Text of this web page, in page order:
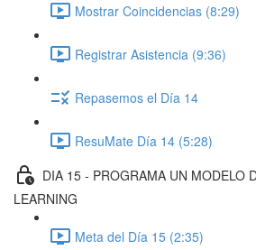
Mostrar Coincidencias (8:29)
Registrar Asistencia (9:36)
Repasemos el Día 14
ResuMate Día 14 (5:28)
DIA 15 - PROGRAMA UN MODELO
LEARNING
Meta del Día 15 (2:35)